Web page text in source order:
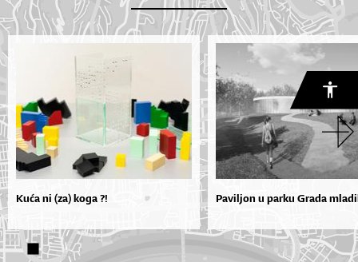
Kuća ni (za) koga ?! Paviljon u parku Grada